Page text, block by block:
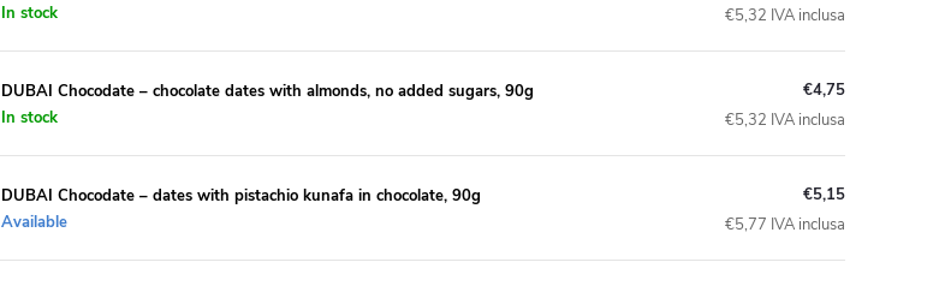
In stock
€5,32 IVA inclusa
DUBAI Chocodate – chocolate dates with almonds, no added sugars, 90g
In stock
€4,75
€5,32 IVA inclusa
DUBAI Chocodate – dates with pistachio kunafa in chocolate, 90g
Available
€5,15
€5,77 IVA inclusa